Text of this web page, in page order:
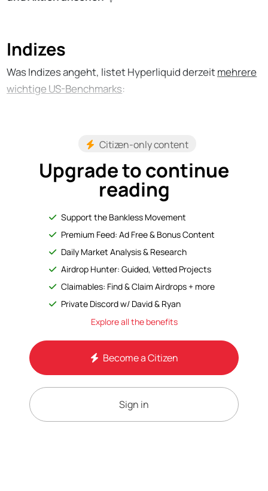
Indizes
Was Indizes angeht, listet Hyperliquid derzeitmehrere
wichtige US-Benchmarks:
Citizen-only content
Upgrade to continue
reading
Support the Bankless Movement
Premium Feed: Ad Free & Bonus Content
Daily Market Analysis & Research
Airdrop Hunter: Guided, Vetted Projects
Claimables: Find & Claim Airdrops + more
Private Discord w/ David & Ryan
Explore all the benefits
Become a Citizen
Sign in